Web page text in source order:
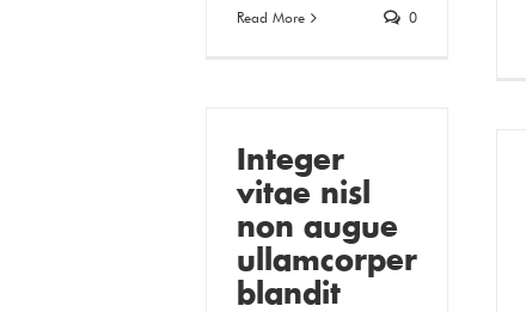
Read More 0
Integer
vitae nisl
non augue
ullamcorper
blandit